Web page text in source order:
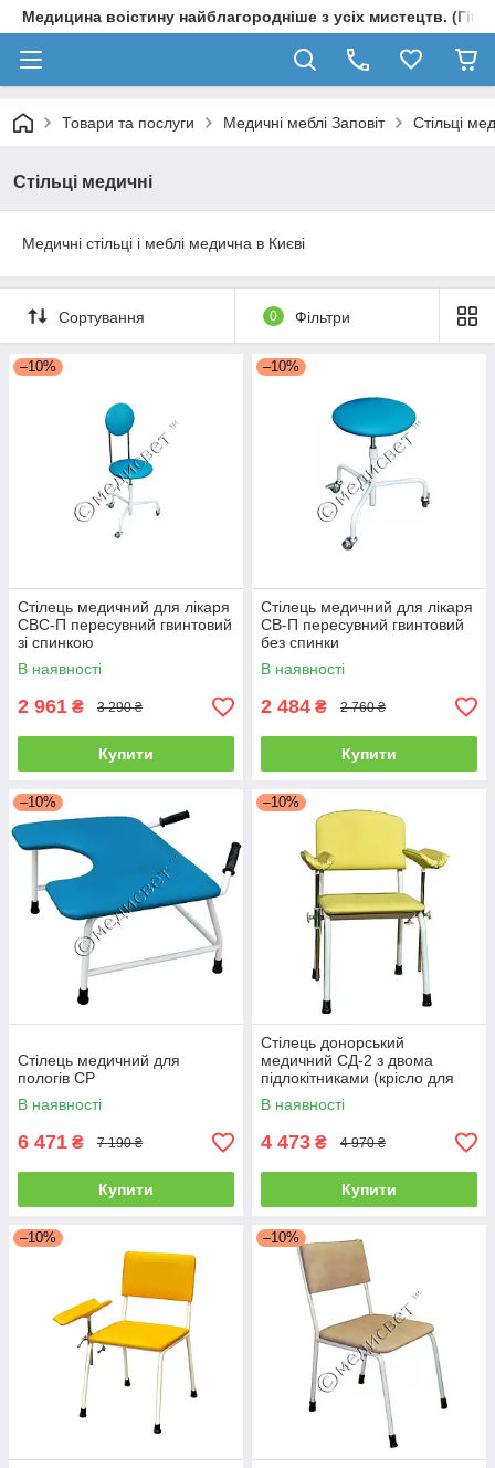
Медицина воістину найблагородніше з усіх мистецтв.
Товари та послуги Медичні меблі Заповіт Стільці
Стільці медичні
Медичні стільці і меблі медична в Києві
Сортування 0 Фільтри
–10%
Стілець медичний для лікаря
СВС-П пересувний гвинтовий
зі спинкою
В наявності
2 961 ₴ 3 290 ₴
Купити
–10%
Стілець медичний для лікаря
СВ-П пересувний гвинтовий
без спинки
В наявності
2 484 ₴ 2 760 ₴
Купити
–10%
Стілець медичний для
пологів СР
В наявності
6 471 ₴ 7 190 ₴
Купити
–10%
Стілець донорський
медичний СД-2 з двома
підлокітниками (крісло для
забору крові стілець)
В наявності
4 473 ₴ 4 970 ₴
Купити
–10% –10%